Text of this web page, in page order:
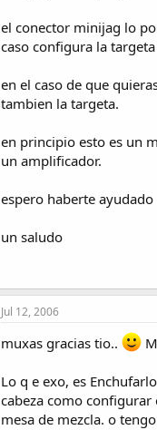
el conector minijag lo
caso configura la
en el caso de que
tambien la targeta.
en principio esto es un
un amplificador.
espero haberte ayudado
un saludo
Jul 12, 2006
muxas gracias tio..
Lo q e exo, es
cabeza como
mesa de mezcla. o